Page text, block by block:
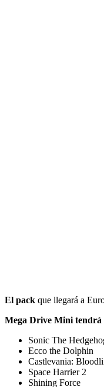
El pack que llegará a
Mega Drive Mini tendrá
Sonic The
Ecco the Dolphin
Castlevania:
Space Harrier 2
Shining Force